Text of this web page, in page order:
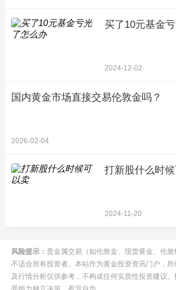
买了10元基金
2024-12-02
国内黄金市场直接交易伦敦金吗？
2026-02-04
打新股什么时
2024-11-20
风险提示： 贵金属交易（如伦敦金、现货黄金、伦
不适合所有投资者。本站作为黄金投资资讯门户，
及行情分析仅供参考，不构成任何实质性投资建议